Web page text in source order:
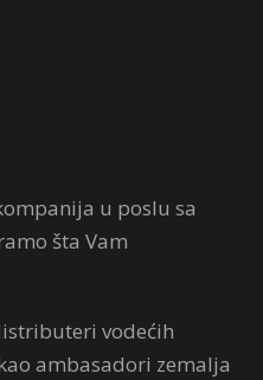
u poslu sa
šta Vam
vodećih
ambasadori zemalja